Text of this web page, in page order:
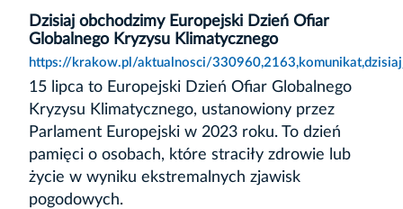
Dzisiaj obchodzimy Europejski Dzień Ofiar
Globalnego Kryzysu Klimatycznego
https://krakow.pl/aktualnosci/
15 lipca to Europejski Dzień Ofiar Globalnego
Kryzysu Klimatycznego, ustanowiony przez
Parlament Europejski w 2023 roku. To dzień
pamięci o osobach, które straciły zdrowie lub
życie w wyniku ekstremalnych zjawisk
pogodowych.